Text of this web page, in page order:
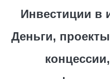
Инвестиции в
Деньги,